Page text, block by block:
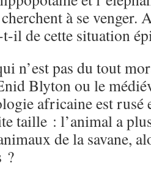
à se venger.
il de cette situation
n’est pas du tout
Blyton ou le
africaine est rusé
taille : l’animal a
de la savane,
?